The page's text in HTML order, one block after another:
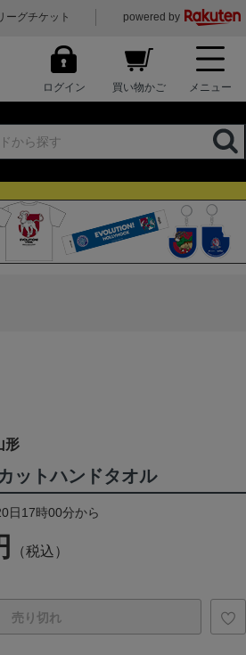
ーグチケット powered by
ログイン 買い物かご メニュー
形
ットハンドタオル
日17時00分から
（税込）
売り切れ